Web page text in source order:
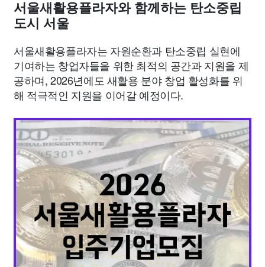
서울새활용플라자와 함께하는 탄소중립
도시 서울
서울새활용플라자는 자원순환과 탄소중립 실현에
기여하는 창업자들을 위한 최적의 공간과 지원을 제
공하며, 2026년에도 새활용 분야 창업 활성화를 위
해 적극적인 지원을 이어갈 예정이다.